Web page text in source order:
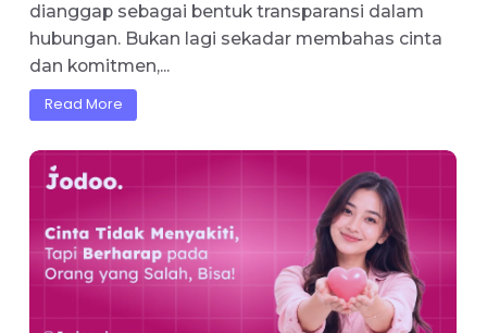
10 Juni 2026 No Comments
Perlukah Tukeran BI Checking (SLIK)
Sebelum Menikah? Generasi Modern
Anggap Ini Penting
Di tengah meningkatnya kesadaran finansial
generasi muda, pembahasan soal tukeran BI
Checking atau SLIK sebelum menikah mulai
dianggap sebagai bentuk transparansi dalam
hubungan. Bukan lagi sekadar membahas
dan komitmen,...